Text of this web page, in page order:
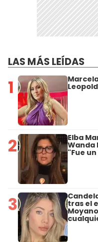
LAS MÁS LEÍDAS
1
2 Elba
Wanda
"Fue
3 tras el